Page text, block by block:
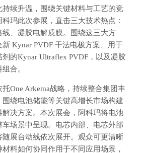
持续升温，围绕关键材料与工艺的竞
玛此次参展，直击三大技术热点：
、凝胶电解质膜。围绕这三大方
Kynar PVDF 干法电极方案、用于
的Kynar Ultraflex PVDF，以及凝胶
合。
One Arkema战略，持续整合集团丰
绕电池储能等关键高增长市场构建
解决方案。本次展会，阿科玛将电池
场景中呈现。电芯内部、电芯外部
展台动线依次展开。观众可更清晰
料如何协同作用于不同应用场景，